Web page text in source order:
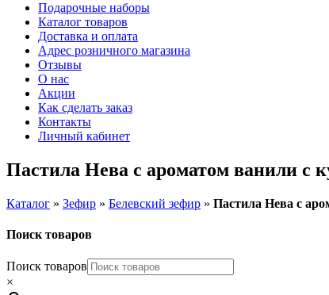
Подарочные наборы
Каталог товаров
Доставка и оплата
Адрес розничного магазина
Отзывы
О нас
Акции
Как сделать заказ
Контакты
Личный кабинет
Пастила Нева с ароматом ванили с
Каталог » Зефир » Белевский зефир » Пастила Нева с
Поиск товаров
Поиск товаров
×